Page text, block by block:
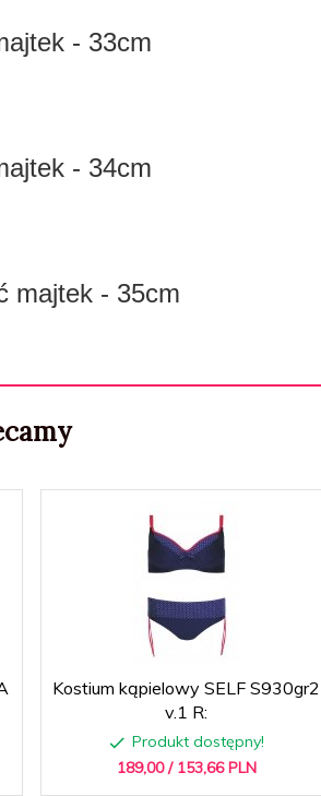
- 33cm
- 34cm
majtek - 35cm
Kostium kąpielowy SELF S930gr2
v.1 R:
Produkt dostępny!
189,00 / 153,66 PLN